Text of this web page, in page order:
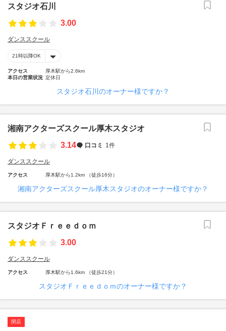
スタジオ石川
3.00
ダンススクール
21時以降OK
アクセス
厚木駅から2.6km
本日の営業状況 定休日
スタジオ石川のオーナー様ですか？
湘南アクターズスクール厚木スタジオ
3.14
口コミ 1件
ダンススクール
アクセス 厚木駅から1.2km （徒歩16分）
湘南アクターズスクール厚木スタジオのオーナー様ですか？
スタジオＦｒｅｅｄｏｍ
3.00
ダンススクール
アクセス 厚木駅から1.6km （徒歩21分）
スタジオＦｒｅｅｄｏｍのオーナー様ですか？
閉店